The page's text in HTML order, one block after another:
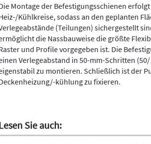
Montage der Befestigungsschienen
Kühlkreise, sodass an den geplanten
(Teilungen) sichergestellt
die Nassbauweise die größte
und Profile vorgegeben ist. Die
Verlegeabstand in 50-mm-Schritten
zu montieren. Schließlich ist der
kühlung zu fixieren.
Sie auch: